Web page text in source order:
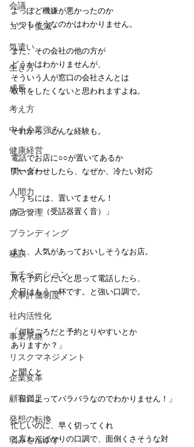
会議
コスト低減
気遣い
生き方
成長
考え方
中小企業強み
健康経営
リーダー
人間力
自己管理
ブランディング
秘訣
モチベーション
人事評価制度
社内活性化
事業承継
リスクマネジメント
企業変革
顧客満足
発想の転換
弱みを活かす
よっぽど機嫌が悪かったのか
いつもそうなのかはわかりません。
また、その会社の他の方が
どうかはわかりませんが、
そういう人が窓口の会社さんとは
取引をしたくないと思われますよね。
それから、こんな経験も。
電話でお店に○○が置いてあるか
問い合わせしたら、なぜか、冷たい対応
「うちには、置いてません！
ガンッ！（受話器置く音）」
また、人気があっておいしそうなお店。
席を予約したいと思って電話したら、
今日はもう一杯です。と強い口調で。
「何時ごろだと予約とりやすいとか
ありますか？」
と聞くと
「日によってバラバラなのでわかりません！」
忙しいのに、早く切ってくれ
と言わんばかりの口調で、面倒くさそうな対